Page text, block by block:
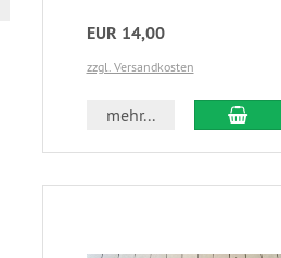
EUR 14,00
zzgl. Versandkosten
mehr...